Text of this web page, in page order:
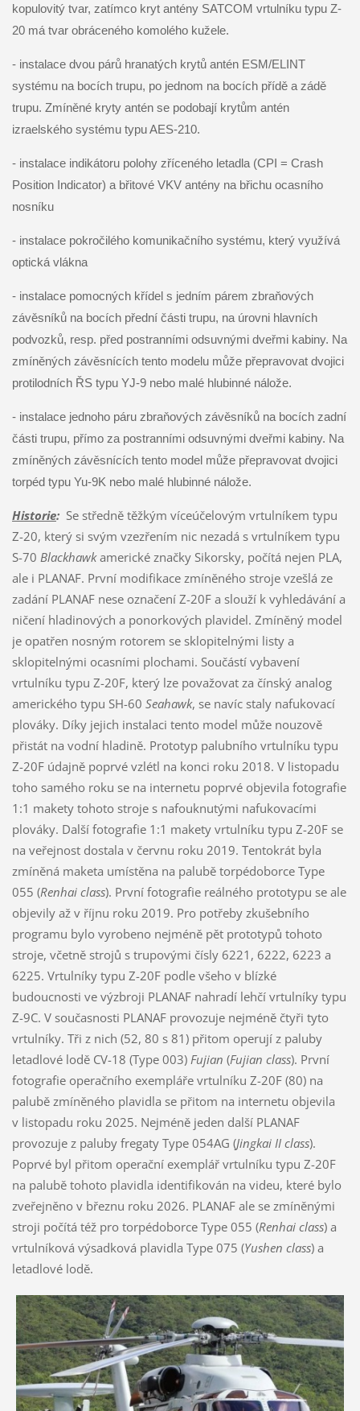
kopulovitý tvar, zatímco kryt antény SATCOM vrtulníku typu Z-
20 má tvar obráceného komolého kužele.
- instalace dvou párů hranatých krytů antén ESM/ELINT
systému na bocích trupu, po jednom na bocích přídě a zádě
trupu. Zmíněné kryty antén se podobají krytům antén
izraelského systému typu AES-210.
- instalace indikátoru polohy zříceného letadla (CPI = Crash
Position Indicator) a břitové VKV antény na břichu ocasního
nosníku
- instalace pokročilého komunikačního systému, který využívá
optická vlákna
- instalace pomocných křídel s jedním párem zbraňových
závěsníků na bocích přední části trupu, na úrovni hlavních
podvozků, resp. před postranními odsuvnými dveřmi kabiny. Na
zmíněných závěsnících tento modelu může přepravovat dvojici
protilodních ŘS typu YJ-9 nebo malé hlubinné nálože.
- instalace jednoho páru zbraňových závěsníků na bocích zadní
části trupu, přímo za postranními odsuvnými dveřmi kabiny. Na
zmíněných závěsnících tento model může přepravovat dvojici
torpéd typu Yu-9K nebo malé hlubinné nálože.
Historie:Se středně těžkým víceúčelovým vrtulníkem typu
Z-20, který si svým vzezřením nic nezadá s vrtulníkem typu
S-70 Blackhawkamerické značky Sikorsky, počítá nejen PLA,
ale i PLANAF. První modifikace zmíněného stroje vzešlá ze
zadání PLANAF nese označení Z-20F a slouží k vyhledávání a
ničení hladinových a ponorkových plavidel. Zmíněný model
je opatřen nosným rotorem se sklopitelnými listy a
sklopitelnými ocasními plochami. Součástí vybavení
vrtulníku typu Z-20F, který lze považovat za čínský analog
amerického typu SH-60 Seahawk, se navíc staly nafukovací
plováky. Díky jejich instalaci tento model může nouzově
přistát na vodní hladině. Prototyp palubního vrtulníku typu
Z-20F údajně poprvé vzlétl na konci roku 2018. V listopadu
toho samého roku se na internetu poprvé objevila fotografie
1:1 makety tohoto stroje s nafouknutými nafukovacími
plováky. Další fotografie 1:1 makety vrtulníku typu Z-20F se
na veřejnost dostala v červnu roku 2019. Tentokrát byla
zmíněná maketa umístěna na palubě torpédoborce Type
055 (Renhai class). První fotografie reálného prototypu se ale
objevily až v říjnu roku 2019. Pro potřeby zkušebního
programu bylo vyrobeno nejméně pět prototypů tohoto
stroje, včetně strojů s trupovými čísly 6221, 6222, 6223 a
6225. Vrtulníky typu Z-20F podle všeho v blízké
budoucnosti ve výzbroji PLANAF nahradí lehčí vrtulníky typu
Z-9C. V současnosti PLANAF provozuje nejméně čtyři tyto
vrtulníky. Tři z nich (52, 80 s 81) přitom operují z paluby
letadlové lodě CV-18 (Type 003) Fujian (Fujian class). První
fotografie operačního exempláře vrtulníku Z-20F (80) na
palubě zmíněného plavidla se přitom na internetu objevila
v listopadu roku 2025. Nejméně jeden další PLANAF
provozuje z paluby fregaty Type 054AG (Jingkai II class).
Poprvé byl přitom operační exemplář vrtulníku typu Z-20F
na palubě tohoto plavidla identifikován na videu, které bylo
zveřejněno v březnu roku 2026. PLANAF ale se zmíněnými
stroji počítá též pro torpédoborce Type 055 (Renhai class) a
vrtulníková výsadková plavidla Type 075 (Yushen class) a
letadlové lodě.